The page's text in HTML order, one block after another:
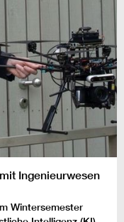
Ingenieurwesen
Wintersemester